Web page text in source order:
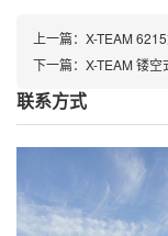
上一篇： X-TEAM
下一篇： X-TEAM 镂
联系方式